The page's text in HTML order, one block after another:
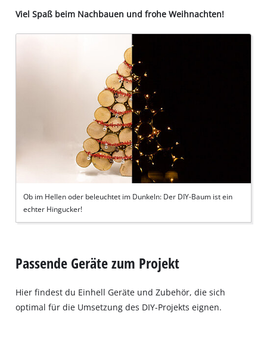
Viel Spaß beim Nachbauen und frohe Weihnachten!
Ob im Hellen oder beleuchtet im Dunkeln: Der DIY-Baum ist ein
echter Hingucker!
Passende Geräte zum Projekt
Hier findest du Einhell Geräte und Zubehör, die sich
optimal für die Umsetzung des DIY-Projekts eignen.